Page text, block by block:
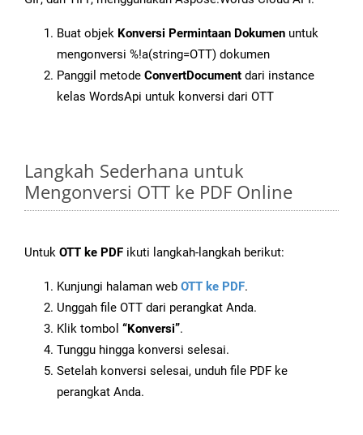
Buat objek Konversi Permintaan Dokumen untuk
mengonversi %!a(string=OTT) dokumen
Panggil metode ConvertDocument dari instance
kelas WordsApi untuk konversi dari OTT
Langkah Sederhana untuk
Mengonversi OTT ke PDF Online
Untuk OTT ke PDF ikuti langkah-langkah berikut:
Kunjungi halaman web OTT ke PDF.
Unggah file OTT dari perangkat Anda.
Klik tombol “Konversi”.
Tunggu hingga konversi selesai.
Setelah konversi selesai, unduh file PDF ke
perangkat Anda.